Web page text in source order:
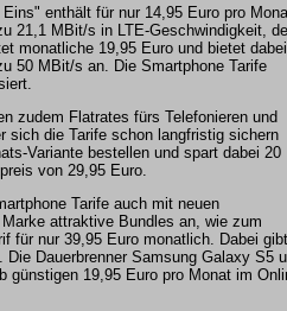
enthält für nur 14,95 Euro pro
21,1 MBit/s in LTE-Geschwindigkeit,
monatliche 19,95 Euro und bietet dabei
50 MBit/s an. Die Smartphone Tarife
zudem Flatrates fürs Telefonieren und
sich die Tarife schon langfristig sichern
Variante bestellen und spart dabei 20
von 29,95 Euro.
Tarife auch mit neuen
attraktive Bundles an, wie zum
für nur 39,95 Euro monatlich. Dabei
Dauerbrenner Samsung Galaxy S5
günstigen 19,95 Euro pro Monat im